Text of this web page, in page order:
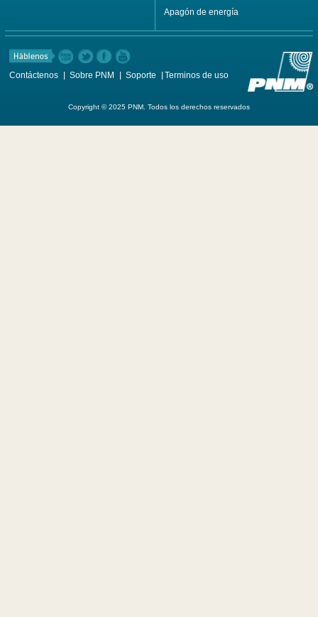
Apagón de energía
Contáctenos Sobre PNM Soporte Terminos de uso
Copyright © 2025 PNM. Todos los derechos reservados